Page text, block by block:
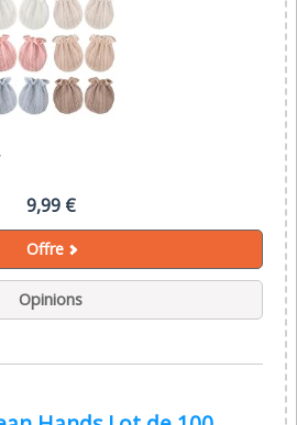
9,99 €
Offre
Opinions